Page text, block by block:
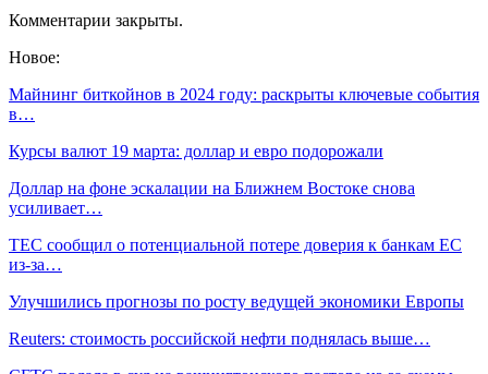
Комментарии закрыты.
Новое:
Майнинг биткойнов в 2024 году: раскрыты ключевые события
в…
Курсы валют 19 марта: доллар и евро подорожали
Доллар на фоне эскалации на Ближнем Востоке снова
усиливает…
TEC сообщил о потенциальной потере доверия к банкам ЕС
из-за…
Улучшились прогнозы по росту ведущей экономики Европы
Reuters: стоимость российской нефти поднялась выше…